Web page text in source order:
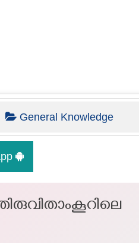
General Knowledge